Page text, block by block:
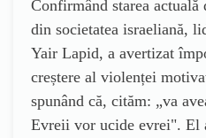
Confirmând starea
din societatea israeliană,
Yair Lapid, a avertizat
creștere al violenței
spunând că, cităm: „va
Evreii vor ucide evrei". El